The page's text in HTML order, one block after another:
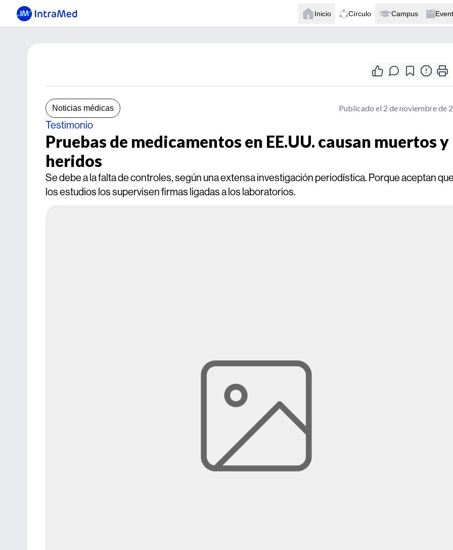
Inicio Círculo Campus
Noticias médicas Publicado el 2 de noviembre de
Testimonio
Pruebas de medicamentos en EE.UU. causan muertos y
heridos
Se debe a la falta de controles, según una extensa investigación periodística. Porque aceptan
los estudios los supervisen firmas ligadas a los laboratorios.